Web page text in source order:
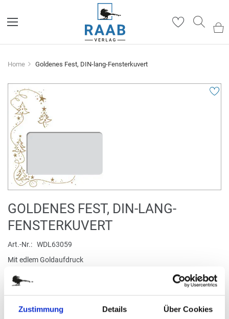
Zustimmung Details Über Cookies
Home Goldenes Fest, DIN-lang-Fensterkuvert
Zum
Ende
der
Bildergalerie
springen
Zum
Anfang
der
springen
GOLDENES FEST, DIN-LANG-
FENSTERKUVERT
Art.-Nr.
WDL63059
Mit edlem Goldaufdruck
verfügbar
FORMAT 21,0 x 29,7 cm quer